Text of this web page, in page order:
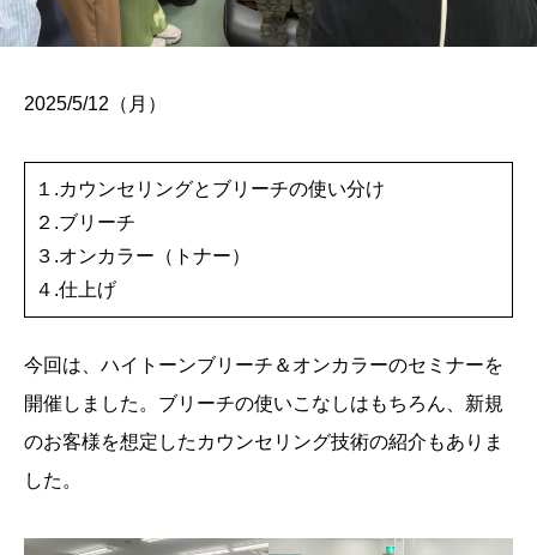
2025/5/12（月）
１.カウンセリングとブリーチの使い分け
２.ブリーチ
３.オンカラー（トナー）
４.仕上げ
今回は、ハイトーンブリーチ＆オンカラーのセミナーを
開催しました。ブリーチの使いこなしはもちろん、新規
のお客様を想定したカウンセリング技術の紹介もありま
した。